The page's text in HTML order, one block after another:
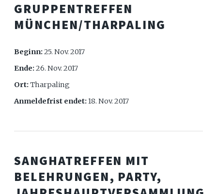
GRUPPENTREFFEN
MÜNCHEN/THARPALING
Beginn:25. Nov. 2017
Ende:26. Nov. 2017
Ort:Tharpaling
Anmeldefrist endet:18. Nov. 2017
SANGHATREFFEN MIT
BELEHRUNGEN, PARTY,